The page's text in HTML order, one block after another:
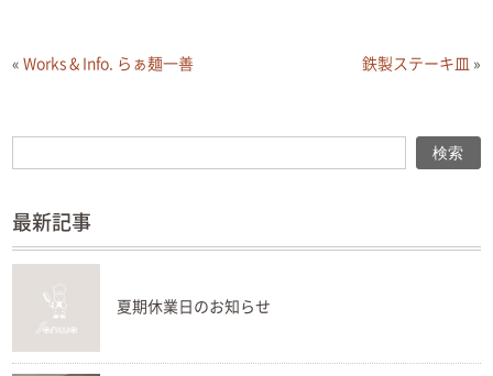
«Works & Info. らぁ麺一善 鉄製ステーキ皿 »
検索
最新記事
夏期休業日のお知らせ